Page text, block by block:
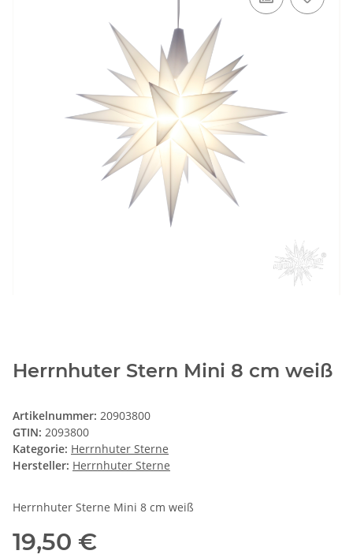
Herrnhuter Stern Mini 8 cm weiß
Artikelnummer: 20903800
GTIN: 2093800
Kategorie: Herrnhuter Sterne
Hersteller: Herrnhuter Sterne
Herrnhuter Sterne Mini 8 cm weiß
19,50 €